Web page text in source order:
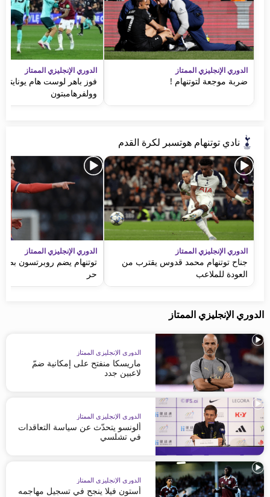
الدوري الإنجليزي الممتاز
ضربة موجعة لتوتنهام !
الدوري الإنجليزي الممتاز
فوز باهر لوست هام يونايتد
وولفرهامبتون
نادي توتنهام هوتسبر لكرة القدم
الدوري الإنجليزي الممتاز
جناح توتنهام محمد قدوس يقترب من
العودة للملاعب
الدوري الإنجليزي الممتاز
توتنهام يضم روبرتسون
حر
الدوري الإنجليزي الممتاز
الدوري الإنجليزي الممتاز
ماريسكا منفتح على إمكانية ضمّ
لاعبين جدد
الدوري الإنجليزي الممتاز
ألونسو يتحدّث عن سياسة التعاقدات
في تشلسي
الدوري الإنجليزي الممتاز
أستون فيلا ينجح في تسجيل مهاجمه